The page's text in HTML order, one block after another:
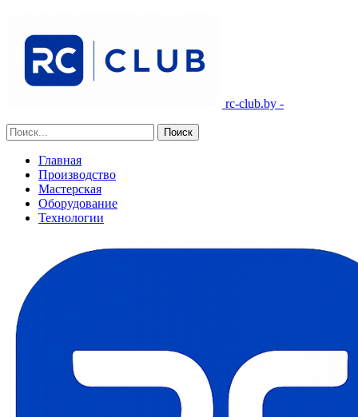
rc-club.by -
Главная
Производство
Мастерская
Оборудование
Технологии